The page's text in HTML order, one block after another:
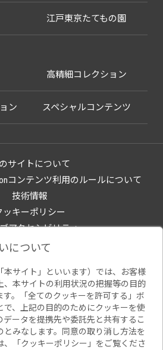
江戸東京たてもの園
高精細コレクション
ン スペシャルコンテンツ
サイトについて
コンテンツ利用のルールについて
技術情報
ッキーポリシー
アクセシビリティ
関連サイト
について
本サイト」といいます）では、お客様
、本サイトの利用状況の把握等の目的
す。「全てのクッキーを許可する」ボ
で、上記の目的のためにクッキーを使
データを提携先や委託先と共有するこ
とみなします。同意の取り消し方法を
、「 クッキーポリシー 」をご覧くださ